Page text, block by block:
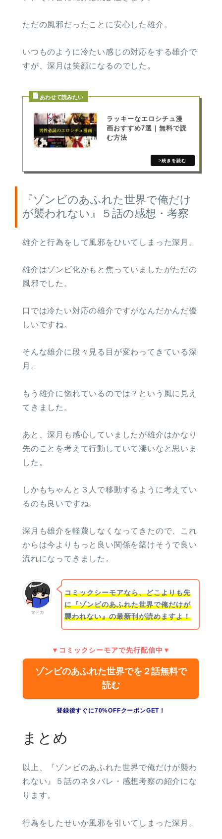
ただの風邪だったことに安心した雄介。
いつものように冷たい感じの対応をする雄介で
すが、深月は笑顔になるのでした。
ラッキーなエロシチュ漫
画おすすめ7選｜無料で読
む方法
『ゾンビのあふれた世界で俺だけ
が襲われない』５話の感想・考察
雄介と行為をして風邪をひいてしまった深月。
雄介はゾンビ化かもと焦っていましたがただの
風邪でした。
口では冷たい対応の雄介ですがなんだかんだ優
しいですね。
そんな雄介に段々見る目が変わってきている深
月。
もう雄介に惚れているのでは？という風に見え
てきました。
あと、深月も感心していましたが雄介はかなり
先のことを考えて行動していて凄いなと思いま
した。
しかもちゃんと３人で移動するように考えてい
るのも良いですね。
深月も雄介を軽蔑しなくなってきたので、これ
からは今よりもっと良い関係を築けそうで良い
流れになってきました。
マドカ
コミックシーモアなら、どこよりも先
に『ゾンビのあふれた世界で俺だけが
襲われない』の最新刊が読めますよ！
▼コミックシーモアで先行配信中▼
ゾンビのあふれた世界でを２話無料で
読む
登録後すぐに70%OFFクーポンGET！
まとめ
以上、『ゾンビのあふれた世界で俺だけが襲わ
れない』５話のネタバレ・感想考察の紹介にな
ります。
行為をしたせいか風邪を引いてしまった深月。